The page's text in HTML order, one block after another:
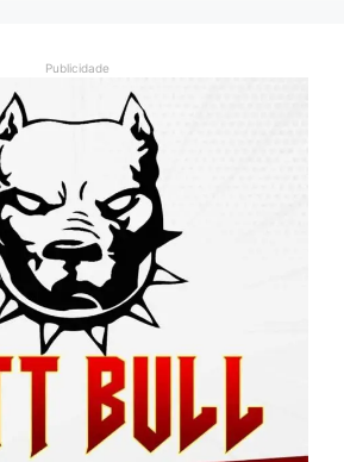
Publicidade